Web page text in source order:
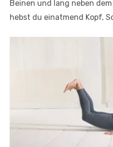
Beinen und lang neben
hebst du einatmend Kopf,